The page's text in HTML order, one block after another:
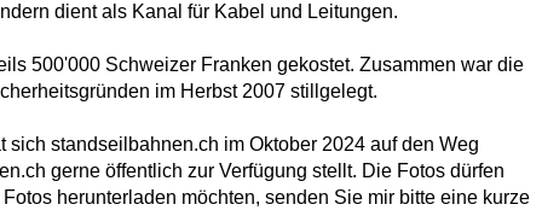
dient als Kanal für Kabel und Leitungen.
500'000 Schweizer Franken gekostet. Zusammen war die
im Herbst 2007 stillgelegt.
standseilbahnen.ch im Oktober 2024 auf den Weg
gerne öffentlich zur Verfügung stellt. Die Fotos dürfen
herunterladen möchten, senden Sie mir bitte eine kurze